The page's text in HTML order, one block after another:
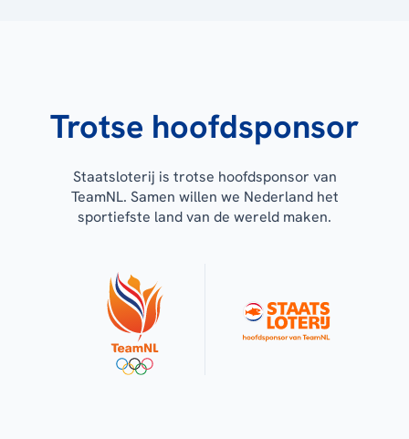
Trotse hoofdsponsor
Staatsloterij is trotse hoofdsponsor van
TeamNL. Samen willen we Nederland het
sportiefste land van de wereld maken.